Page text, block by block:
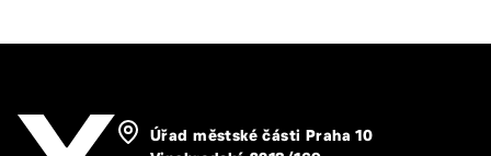
Úřad městské části Praha 10